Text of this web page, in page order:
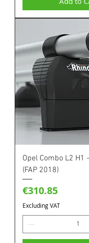
Opel Combo L2 H1
(FAP 2018)
Price
€310.85
Excluding VAT